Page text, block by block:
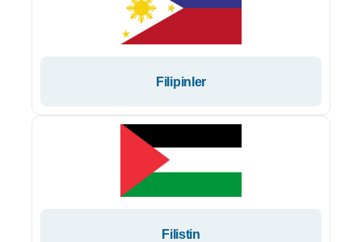
Filipinler
Filistin